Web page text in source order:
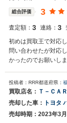
総合評価 3
査定額： 3 連絡： 3
初めは買取王で対応
問い合わせたが対応
かったのでお願いしま
投稿者：RRR都道府県：
買取店名： Ｔ－ＣＡ
売却した車：
トヨタ
売却時期：2023年3月